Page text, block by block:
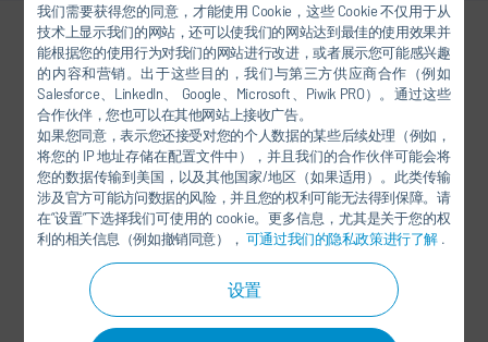
我们需要获得您的同意，才能使用 Cookie，这些 Cookie 不仅用于从
技术上显示我们的网站，还可以使我们的网站达到最佳的使用效果并
能根据您的使用行为对我们的网站进行改进，或者展示您可能感兴趣
的内容和营销。出于这些目的，我们与第三方供应商合作（例如
Salesforce、LinkedIn、 Google、Microsoft、Piwik PRO）。通过这些
合作伙伴，您也可以在其他网站上接收广告。
如果您同意，表示您还接受对您的个人数据的某些后续处理（例如，
将您的 IP 地址存储在配置文件中），并且我们的合作伙伴可能会将
您的数据传输到美国，以及其他国家/地区（如果适用）。此类传输
涉及官方可能访问数据的风险，并且您的权利可能无法得到保障。请
在“设置”下选择我们可使用的 cookie。更多信息，尤其是关于您的权
利的相关信息（例如撤销同意）， 可通过我们的隐私政策进行了解 .
设置
关注我们
杜尔中国微信公众号